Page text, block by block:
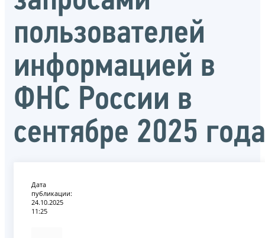
пользователей
информацией в
ФНС России в
сентябре 2025 года
Дата
публикации:
24.10.2025
11:25